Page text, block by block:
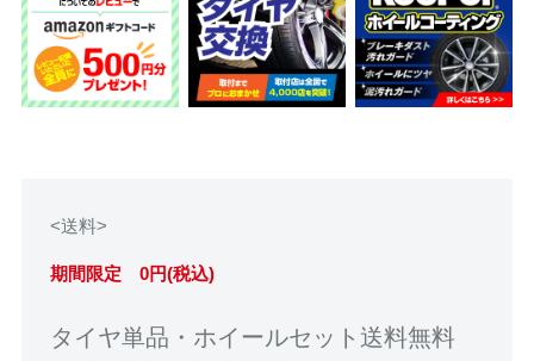
<送料>
期間限定 0円(税込)
タイヤ単品・ホイールセット送料無料